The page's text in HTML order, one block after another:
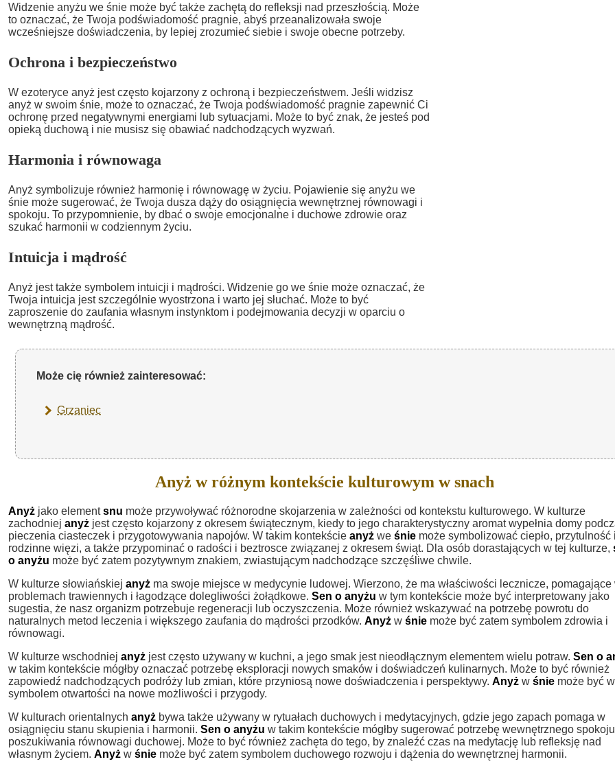
Widzenie anyżu we śnie może być także zachętą do refleksji nad przeszłością. Może
to oznaczać, że Twoja podświadomość pragnie, abyś przeanalizowała swoje
wcześniejsze doświadczenia, by lepiej zrozumieć siebie i swoje obecne potrzeby.
Ochrona i bezpieczeństwo
W ezoteryce anyż jest często kojarzony z ochroną i bezpieczeństwem. Jeśli widzisz
anyż w swoim śnie, może to oznaczać, że Twoja podświadomość pragnie zapewnić Ci
ochronę przed negatywnymi energiami lub sytuacjami. Może to być znak, że jesteś pod
opieką duchową i nie musisz się obawiać nadchodzących wyzwań.
Harmonia i równowaga
Anyż symbolizuje również harmonię i równowagę w życiu. Pojawienie się anyżu we
śnie może sugerować, że Twoja dusza dąży do osiągnięcia wewnętrznej równowagi i
spokoju. To przypomnienie, by dbać o swoje emocjonalne i duchowe zdrowie oraz
szukać harmonii w codziennym życiu.
Intuicja i mądrość
Anyż jest także symbolem intuicji i mądrości. Widzenie go we śnie może oznaczać, że
Twoja intuicja jest szczególnie wyostrzona i warto jej słuchać. Może to być
zaproszenie do zaufania własnym instynktom i podejmowania decyzji w oparciu o
wewnętrzną mądrość.
Może cię również zainteresować:
Grzaniec
Anyż w różnym kontekście kulturowym w snach
Anyż jako elementsnu może przywoływać różnorodne skojarzenia w zależności od kontekstu kulturowego. W kulturze
zachodniej anyż jest często kojarzony z okresem świątecznym, kiedy to jego charakterystyczny aromat wypełnia domy
pieczenia ciasteczek i przygotowywania napojów. W takim kontekście anyż we śnie może symbolizować ciepło, przytulność
rodzinne więzi, a także przypominać o radości i beztrosce związanej z okresem świąt. Dla osób dorastających w tej kulturze,
o anyżu może być zatem pozytywnym znakiem, zwiastującym nadchodzące szczęśliwe chwile.
W kulturze słowiańskiej anyż ma swoje miejsce w medycynie ludowej. Wierzono, że ma właściwości lecznicze, pomagające
problemach trawiennych i łagodzące dolegliwości żołądkowe. Sen o anyżu w tym kontekście może być interpretowany jako
sugestia, że nasz organizm potrzebuje regeneracji lub oczyszczenia. Może również wskazywać na potrzebę powrotu do
naturalnych metod leczenia i większego zaufania do mądrości przodków. Anyż w śnie może być zatem symbolem zdrowia i
równowagi.
W kulturze wschodniej anyż jest często używany w kuchni, a jego smak jest nieodłącznym elementem wielu potraw. Sen o
w takim kontekście mógłby oznaczać potrzebę eksploracji nowych smaków i doświadczeń kulinarnych. Może to być również
zapowiedź nadchodzących podróży lub zmian, które przyniosą nowe doświadczenia i perspektywy. Anyż w śnie może być
symbolem otwartości na nowe możliwości i przygody.
W kulturach orientalnych anyż bywa także używany w rytuałach duchowych i medytacyjnych, gdzie jego zapach pomaga w
osiągnięciu stanu skupienia i harmonii. Sen o anyżu w takim kontekście mógłby sugerować potrzebę wewnętrznego
poszukiwania równowagi duchowej. Może to być również zachęta do tego, by znaleźć czas na medytację lub refleksję nad
własnym życiem. Anyż w śnie może być zatem symbolem duchowego rozwoju i dążenia do wewnętrznej harmonii.